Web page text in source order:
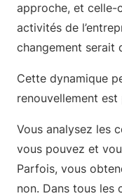
approche, et celle-
activités de
changement serait
Cette dynamique
renouvellement est
Vous analysez les
vous pouvez et
Parfois, vous
non. Dans tous les